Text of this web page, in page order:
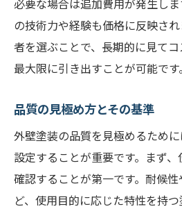
必要な場合は追加費用が発生し
の技術力や経験も価格に反映さ
者を選ぶことで、長期的に見て
最大限に引き出すことが可能です。
品質の見極め方とその基準
外壁塗装の品質を見極めるため
設定することが重要です。まず
確認することが第一です。耐候
ど、使用目的に応じた特性を持